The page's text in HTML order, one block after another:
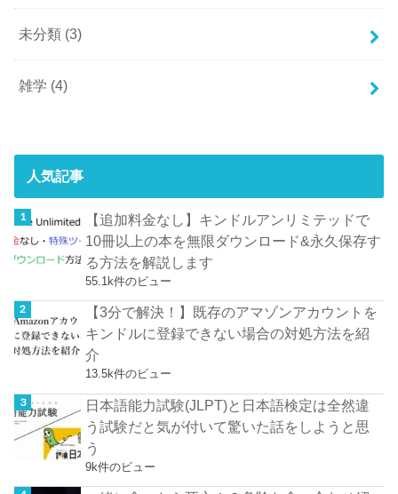
未分類 (3)
雑学 (4)
人気記事
【追加料金なし】キンドルアンリミテッドで
10冊以上の本を無限ダウンロード&永久保存す
る方法を解説します
55.1k件のビュー
【3分で解決！】既存のアマゾンアカウントを
キンドルに登録できない場合の対処方法を紹
介
13.5k件のビュー
日本語能力試験(JLPT)と日本語検定は全然違
う試験だと気が付いて驚いた話をしようと思
う
9k件のビュー